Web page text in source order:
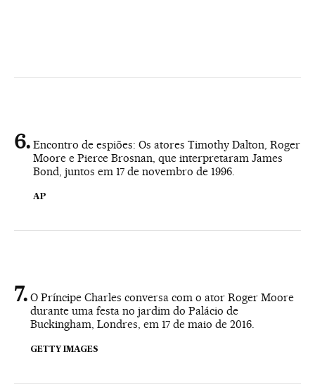
Encontro de espiões: Os atores Timothy Dalton, Roger
Moore e Pierce Brosnan, que interpretaram James
Bond, juntos em 17 de novembro de 1996.
AP
O Príncipe Charles conversa com o ator Roger Moore
durante uma festa no jardim do Palácio de
Buckingham, Londres, em 17 de maio de 2016.
GETTY IMAGES